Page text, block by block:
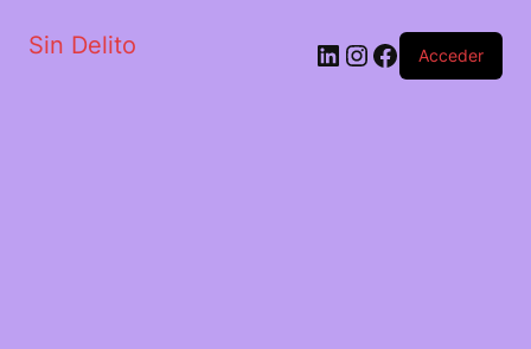
Sin Delito Acceder